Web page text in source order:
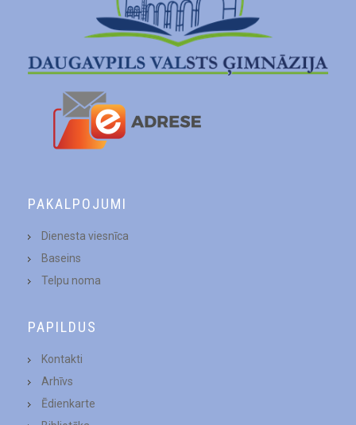
PAKALPOJUMI
Dienesta viesnīca
Baseins
Telpu noma
PAPILDUS
Kontakti
Arhīvs
Ēdienkarte